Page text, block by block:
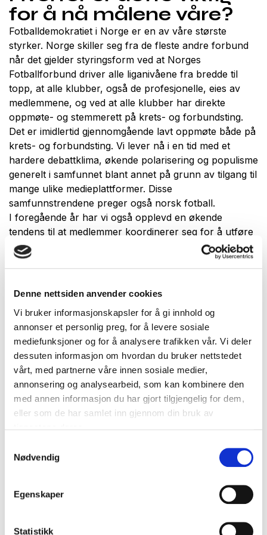
Denne nettsiden anvender cookies
Vi bruker informasjonskapsler for å gi innhold og
annonser et personlig preg, for å levere sosiale
mediefunksjoner og for å analysere trafikken vår. Vi deler
dessuten informasjon om hvordan du bruker nettstedet
vårt, med partnerne våre innen sosiale medier,
annonsering og analysearbeid, som kan kombinere den
med annen informasjon du har gjort tilgjengelig for dem,
eller som de har samlet inn gjennom din bruk av
Nødvendig
Egenskaper
Statistikk
for å nå målene våre?
Fotballdemokratiet i Norge er en av våre største
styrker. Norge skiller seg fra de fleste andre forbund
når det gjelder styringsform ved at Norges
Fotballforbund driver alle liganivåene fra bredde til
topp, at alle klubber, også de profesjonelle, eies av
medlemmene, og ved at alle klubber har direkte
oppmøte- og stemmerett på krets- og forbundsting.
Det er imidlertid gjennomgående lavt oppmøte både på
krets- og forbundsting. Vi lever nå i en tid med et
hardere debattklima, økende polarisering og populisme
generelt i samfunnet blant annet på grunn av tilgang til
mange ulike medieplattformer. Disse
samfunnstrendene preger også norsk fotball.
I foregående år har vi også opplevd en økende
tendens til at medlemmer koordinerer seg for å utføre
aksjonisme i enkeltsaker, i noen tilfeller slik at det
utfordrer sikkerheten til andre på stadion og
fotballdemokratiet er mer sårbare enn tidligere.
fellesskapets interesser på best mulig måte.
Demokratiet skal gi rom for meningsutveksling, lokal
forankring og bred deltakelse, men vi må hele tiden
sikre at det er en hensiktsmessig balanse mellom
involvering og lokalt eierskap på ene siden og
ansvarlig styring og innovasjon på den andre. For å
oppnå det trenger vi tydelige mandater for den valgte
klubb- og forbundsledelsen som gir tilstrekkelig
fotballdemokratiet generelt.
norske modellen, herunder vurdere nye måter og
strukturer for hvordan vi styrer og organiserer norsk